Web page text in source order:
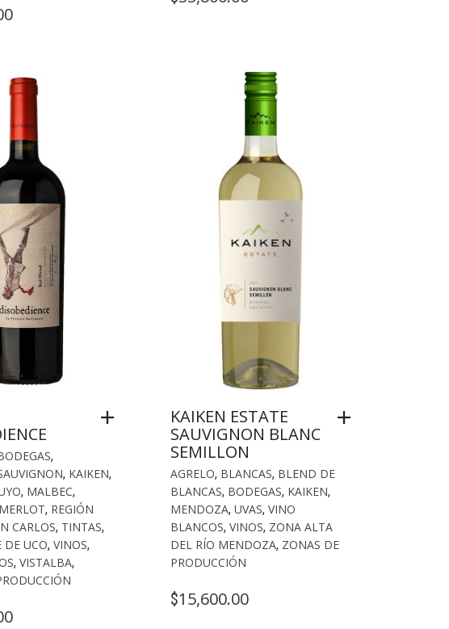
,
, KAIKEN,
, MALBEC,
MERLOT, REGIÓN
CARLOS, TINTAS,
DE UCO, VINOS,
, VISTALBA,
KAIKEN ESTATE
SAUVIGNON BLANC
SEMILLON
AGRELO, BLANCAS, BLEND DE
BLANCAS, BODEGAS, KAIKEN,
MENDOZA,UVAS,VINO
BLANCOS,VINOS, ZONA ALTA
DEL RÍO MENDOZA, ZONAS DE
PRODUCCIÓN
$15,600.00